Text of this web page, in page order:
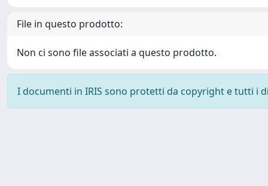
File in questo prodotto:
Non ci sono file associati a questo prodotto.
I documenti in IRIS sono protetti da copyright e tutti i